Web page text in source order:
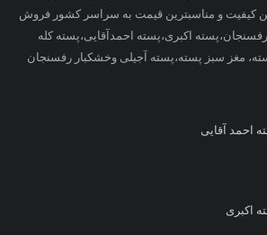
کیفیت و مناسبترین قیمت به سراسر کشور فروش
اکبری،پسته احمدآقایی،پسته کله
مغز سبز پسته،پسته آجیلی وخشکبار رفسنجان
احمد آقایی
اکبری